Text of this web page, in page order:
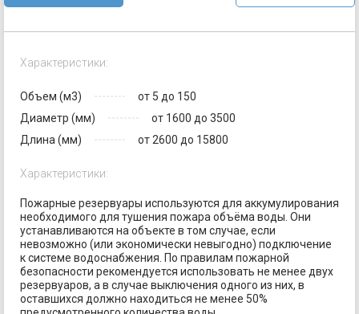
Характеристики:
Объем (м3)
от 5 до 150
Диаметр (мм)
от 1600 до 3500
Длина (мм)
от 2600 до 15800
Характеристики:
Пожарные резервуары используются для аккумулирования
необходимого для тушения пожара объёма воды. Они
устанавливаются на объекте в том случае, если
невозможно (или экономически невыгодно) подключение
к системе водоснабжения. По правилам пожарной
безопасности рекомендуется использовать не менее двух
резервуаров, а в случае выключения одного из них, в
оставшихся должно находиться не менее 50%